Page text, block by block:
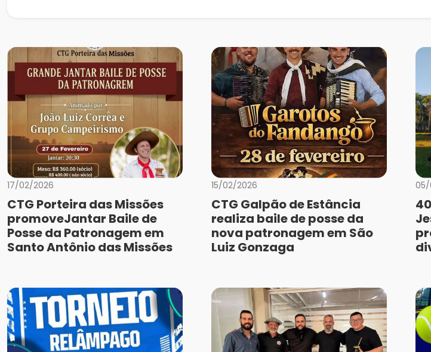
17/02/2026
CTG Porteira das Missões
promoveJantar Baile de
Posse da Patronagem em
Santo Antônio das Missões
15/02/2026
CTG Galpão de Estância
realiza baile de posse da
nova patronagem em São
Luiz Gonzaga